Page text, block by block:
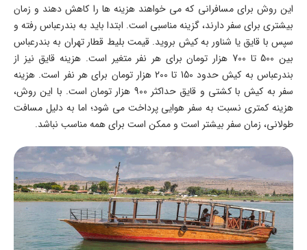
این روش برای مسافرانی که می خواهند هزینه ها را کاهش دهند و زمان
بیشتری برای سفر دارند، گزینه مناسبی است. ابتدا باید به بندرعباس رفته و
سپس با قایق یا شناور به کیش بروید. قیمت بلیط قطار تهران به بندرعباس
بین 500 تا 700 هزار تومان برای هر نفر متغیر است. هزینه قایق نیز از
بندرعباس به کیش حدود 150 تا 200 هزار تومان برای هر نفر است. هزینه
سفر به کیش با کشتی و قایق حداکثر 900 هزار تومان است. با این روش،
هزینه کمتری نسبت به سفر هوایی پرداخت می شود؛ اما به دلیل مسافت
طولانی، زمان سفر بیشتر است و ممکن است برای همه مناسب نباشد.